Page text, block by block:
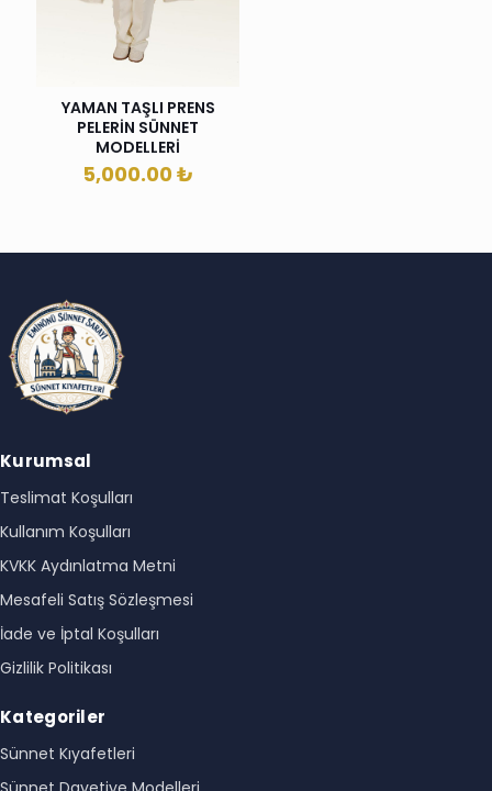
YAMAN TAŞLI PRENS
PELERİN SÜNNET
MODELLERİ
5,000.00₺
Kurumsal
Teslimat Koşulları
Kullanım Koşulları
KVKK Aydınlatma Metni
Mesafeli Satış Sözleşmesi
İade ve İptal Koşulları
Gizlilik Politikası
Kategoriler
Sünnet Kıyafetleri